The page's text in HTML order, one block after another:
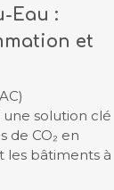
Eau :
et
une solution clé
de CO₂ en
les bâtiments à